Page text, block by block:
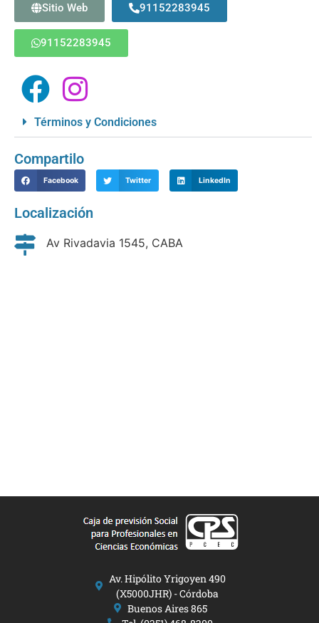
Sitio Web 91152283945
91152283945
Términos y Condiciones
Compartilo
Facebook Twitter LinkedIn
Localización
Av Rivadavia 1545, CABA
Av. Hipólito Yrigoyen 490
(X5000JHR) - Córdoba
Buenos Aires 865